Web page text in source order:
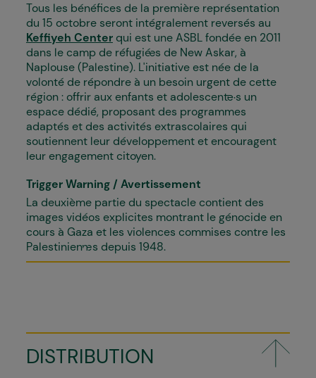
Tous les bénéfices de la première représentation
du 15 octobre seront intégralement reversés au
Keffiyeh Center qui est une ASBL fondée en 2011
dans le camp de réfugié·es de New Askar, à
Naplouse (Palestine). L'initiative est née de la
volonté de répondre à un besoin urgent de cette
région : offrir aux enfants et adolescent·e·s un
espace dédié, proposant des programmes
adaptés et des activités extrascolaires qui
soutiennent leur développement et encouragent
leur engagement citoyen.
Trigger Warning / Avertissement
La deuxième partie du spectacle contient des
images vidéos explicites montrant le génocide en
cours à Gaza et les violences commises contre les
Palestinien·nes depuis 1948.
DISTRIBUTION